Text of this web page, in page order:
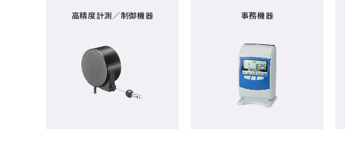
高精度計測／制御機器 事務機器